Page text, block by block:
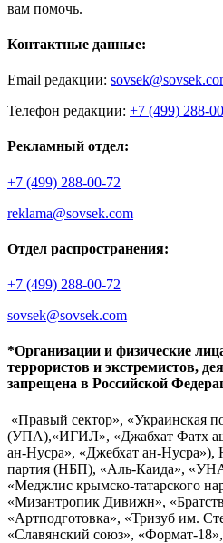
вам помочь.
Контактные данные:
Email редакции:
Телефон редакции: +7 (499) 288-
Рекламный отдел:
+7 (499) 288-00-72
reklama@sovsek.com
Отдел распространения:
+7 (499) 288-00-72
sovsek@sovsek.com
*Организации и физические
террористов и экстремистов,
запрещена в Российской
«Правый сектор», «Украинская
(УПА),«ИГИЛ», «Джабхат Фатх
ан-Нусра», «Джебхат ан-Нусра»),
партия (НБП), «Аль-Каида»,
«Меджлис крымско-татарского
«Мизантропик Дивижн»,
«Артподготовка», «Тризуб им.
«Славянский союз», «Формат-